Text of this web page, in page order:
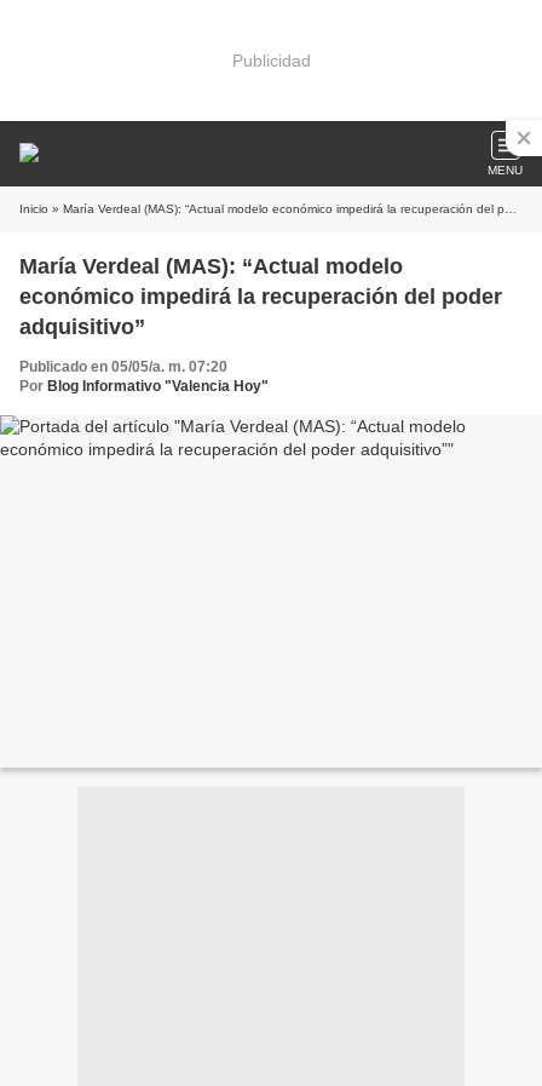
Publicidad
MENU
Inicio » María Verdeal (MAS): “Actual modelo económico impedirá la recuperación del poder adquisitivo”
María Verdeal (MAS): “Actual modelo
económico impedirá la recuperación del poder
adquisitivo”
Publicado en 05/05/a. m. 07:20
Por Blog Informativo "Valencia Hoy"